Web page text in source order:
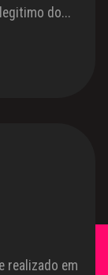
do...
realizado em